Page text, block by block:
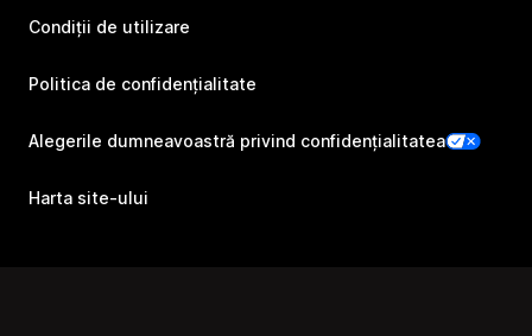
Condiții de utilizare
Politica de confidențialitate
Alegerile dumneavoastră privind confidențialitatea
Harta site-ului